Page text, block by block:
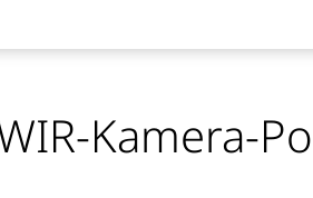
Kamera-